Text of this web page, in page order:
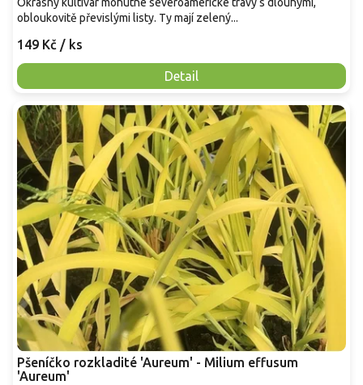
149 Kč / ks
Detail
Okrasný kultivar mohutné severoamerické trávy s dlouhými,
obloukovitě převislými listy. Ty mají zelený...
Pšeníčko rozkladité 'Aureum' - Milium effusum
'Aureum'